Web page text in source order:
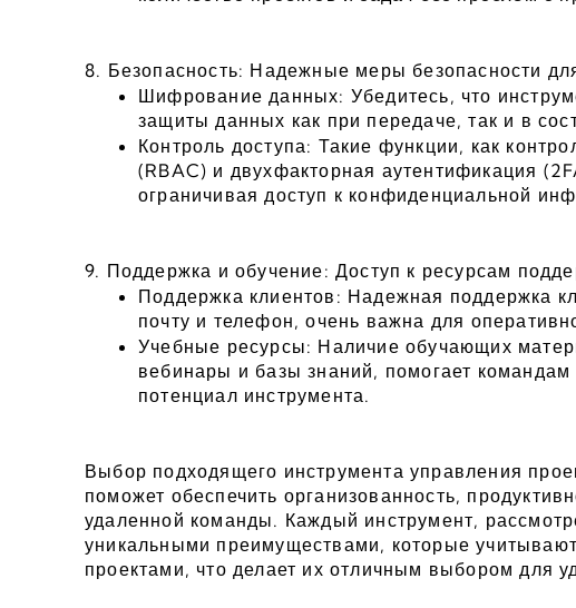
8. Безопасность: Надежные меры безопасности
Шифрование данных: Убедитесь, что
защиты данных как при передаче, так и в
Контроль доступа: Такие функции, как
(RBAC) и двухфакторная аутентификация
ограничивая доступ к конфиденциальной
9. Поддержка и обучение: Доступ к ресурсам
Поддержка клиентов: Надежная поддержка
почту и телефон, очень важна для
Учебные ресурсы: Наличие обучающих
вебинары и базы знаний, помогает командам
потенциал инструмента.
Выбор подходящего инструмента управления
поможет обеспечить организованность,
удаленной команды. Каждый инструмент,
уникальными преимуществами, которые
проектами, что делает их отличным выбором для